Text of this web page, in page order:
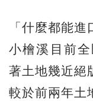
「什麼都能
小檜溪目前
著土地幾近絕
較於前兩年土